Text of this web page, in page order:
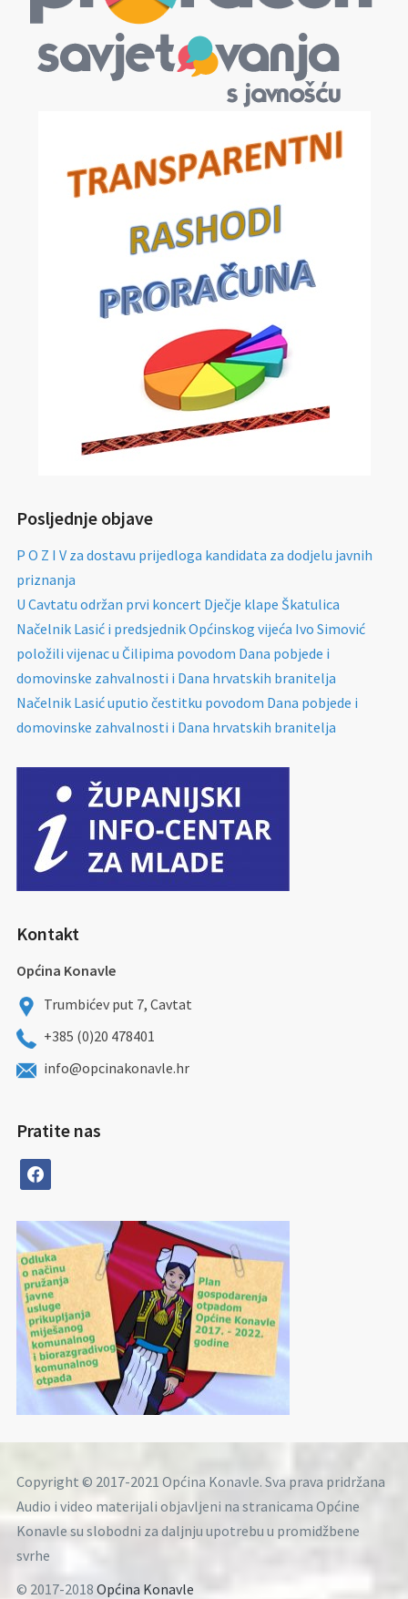
Posljednje objave
P O Z I V za dostavu prijedloga kandidata za dodjelu javnih
priznanja
U Cavtatu održan prvi koncert Dječje klape Škatulica
Načelnik Lasić i predsjednik Općinskog vijeća Ivo Simović
položili vijenac u Čilipima povodom Dana pobjede i
domovinske zahvalnosti i Dana hrvatskih branitelja
Načelnik Lasić uputio čestitku povodom Dana pobjede i
domovinske zahvalnosti i Dana hrvatskih branitelja
Kontakt
Općina Konavle
Trumbićev put 7, Cavtat
+385 (0)20 478401
info@opcinakonavle.hr
Pratite nas
facebook
Copyright © 2017-2021 Općina Konavle. Sva prava pridržana
Audio i video materijali objavljeni na stranicama Općine
Konavle su slobodni za daljnju upotrebu u promidžbene
svrhe
© 2017-2018 Općina Konavle